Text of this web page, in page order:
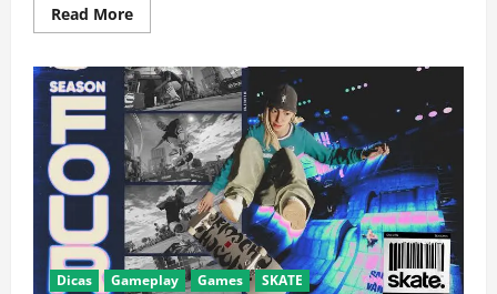
Read MoreRead
more
O
retorno
de
uma
lenda
dos
games
que
promete
conquistar
uma
nova
geração
Dicas Gameplay Games SKATE